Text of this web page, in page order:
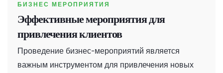
БИЗНЕС МЕРОПРИЯТИЯ
Эффективные мероприятия для
привлечения клиентов
Проведение бизнес-мероприятий является
важным инструментом для привлечения новых